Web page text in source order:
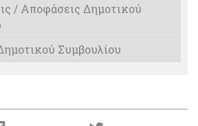
/ Αποφάσεις Δημοτικού
Συμβουλίου